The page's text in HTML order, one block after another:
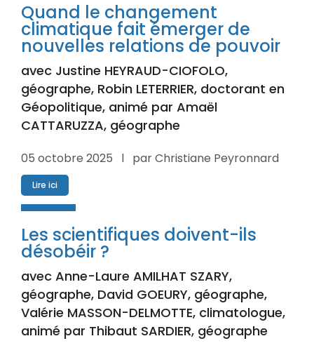
Quand le changement
climatique fait émerger de
nouvelles relations de pouvoir
avec Justine HEYRAUD-CIOFOLO,
géographe, Robin LETERRIER, doctorant en
Géopolitique, animé par Amaël
CATTARUZZA, géographe
05 octobre 2025 l par Christiane Peyronnard
Lire ici
Les scientifiques doivent-ils
désobéir ?
avec Anne-Laure AMILHAT SZARY,
géographe, David GOEURY, géographe,
Valérie MASSON-DELMOTTE, climatologue,
animé par Thibaut SARDIER, géographe